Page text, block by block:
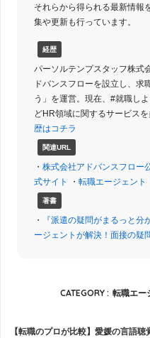
それらから得られる最新情報
集や更新も行っています。
経歴
パーソルテンプスタッフ株式
ドバンスフローを設立し、求
う」を運営。現在、#就職し
どHR領域に関するサービスを
歴はコチラ
関連URL
・ 株式会社アドバンスフロー
式サイト
・ 転職エージェント
著書
・ 『派遣の疑問がまるっと分
ージェントが解決！面接の疑
CATEGORY : 転職エー
【転職のプロが比較】愛媛の言語